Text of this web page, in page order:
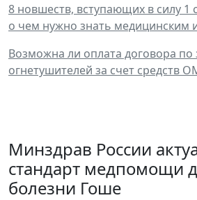
8 новшеств, вступающих в силу 1
о чем нужно знать медицинским
Возможна ли оплата договора по
огнетушителей за счет средств
Минздрав России
стандарт медпомощи
болезни Гоше